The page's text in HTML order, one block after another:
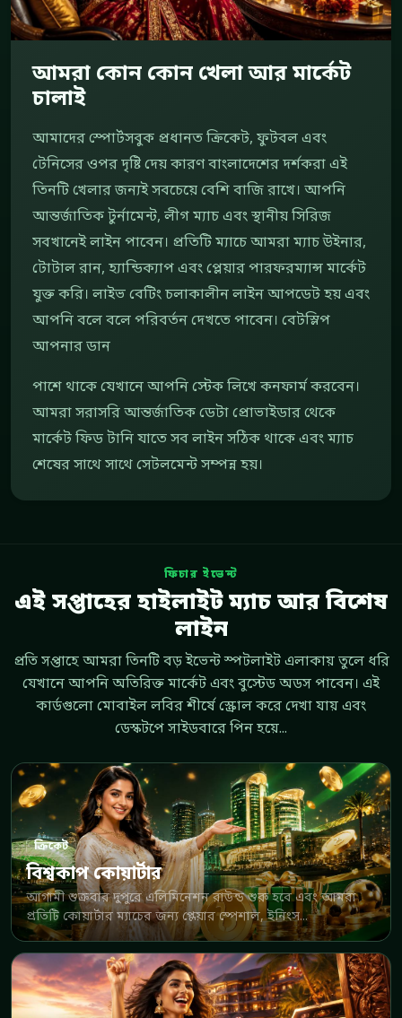
আমরা কোন কোন খেলা আর মার্কেট
চালাই
আমাদের স্পোর্টসবুক প্রধানত ক্রিকেট, ফুটবল এবং
টেনিসের ওপর দৃষ্টি দেয় কারণ বাংলাদেশের দর্শকরা এই
তিনটি খেলার জন্যই সবচেয়ে বেশি বাজি রাখে। আপনি
আন্তর্জাতিক টুর্নামেন্ট, লীগ ম্যাচ এবং স্থানীয় সিরিজ
সবখানেই লাইন পাবেন। প্রতিটি ম্যাচে আমরা ম্যাচ উইনার,
টোটাল রান, হ্যান্ডিক্যাপ এবং প্লেয়ার পারফরম্যান্স মার্কেট
যুক্ত করি। লাইভ বেটিং চলাকালীন লাইন আপডেট হয় এবং
আপনি বলে বলে পরিবর্তন দেখতে পাবেন। বেটস্লিপ
আপনার ডান
পাশে থাকে যেখানে আপনি স্টেক লিখে কনফার্ম করবেন।
আমরা সরাসরি আন্তর্জাতিক ডেটা প্রোভাইডার থেকে
মার্কেট ফিড টানি যাতে সব লাইন সঠিক থাকে এবং ম্যাচ
শেষের সাথে সাথে সেটলমেন্ট সম্পন্ন হয়।
ফিচার ইভেন্ট
এই সপ্তাহের হাইলাইট ম্যাচ আর বিশেষ
লাইন
প্রতি সপ্তাহে আমরা তিনটি বড় ইভেন্ট স্পটলাইট এলাকায় তুলে ধরি
যেখানে আপনি অতিরিক্ত মার্কেট এবং বুস্টেড অডস পাবেন। এই
কার্ডগুলো মোবাইল লবির শীর্ষে স্ক্রোল করে দেখা যায় এবং
ডেস্কটপে সাইডবারে পিন হয়ে...
ক্রিকেট
বিশ্বকাপ কোয়ার্টার
আগামী শুক্রবার দুপুরে এলিমিনেশন রাউন্ড শুরু হবে এবং আমরা
প্রতিটি কোয়ার্টার ম্যাচের জন্য প্লেয়ার স্পেশাল, ইনিংস...